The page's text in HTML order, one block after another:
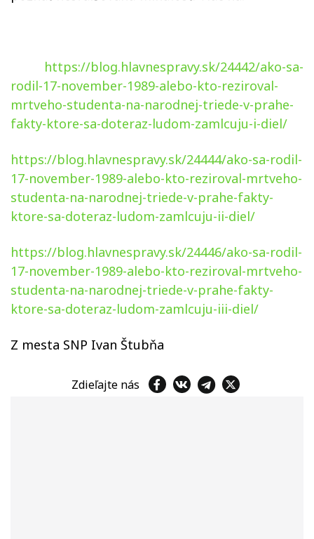
https://blog.hlavnespravy.sk/24442/ako-sa-
rodil-17-november-1989-alebo-kto-reziroval-
mrtveho-studenta-na-narodnej-triede-v-prahe-
fakty-ktore-sa-doteraz-ludom-zamlcuju-i-diel/
https://blog.hlavnespravy.sk/24444/ako-sa-rodil-
17-november-1989-alebo-kto-reziroval-mrtveho-
studenta-na-narodnej-triede-v-prahe-fakty-
ktore-sa-doteraz-ludom-zamlcuju-ii-diel/
https://blog.hlavnespravy.sk/24446/ako-sa-rodil-
17-november-1989-alebo-kto-reziroval-mrtveho-
studenta-na-narodnej-triede-v-prahe-fakty-
ktore-sa-doteraz-ludom-zamlcuju-iii-diel/
Z mesta SNP Ivan Štubňa
Zdieľajte nás